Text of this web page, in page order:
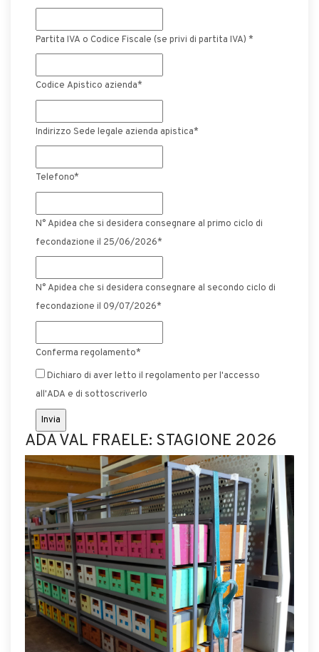
Partita IVA o Codice Fiscale (se privi di partita IVA) *
Codice Apistico azienda*
Indirizzo Sede legale azienda apistica*
Telefono*
N° Apidea che si desidera consegnare al primo ciclo di
fecondazione il 25/06/2026*
N° Apidea che si desidera consegnare al secondo ciclo di
fecondazione il 09/07/2026*
Conferma regolamento*
all'ADA e di sottoscriverlo
ADA VAL FRAELE: STAGIONE 2026